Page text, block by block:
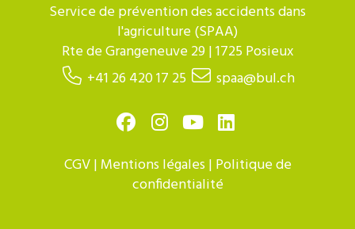
Service de prévention des accidents dans
l'agriculture (SPAA)
Rte de Grangeneuve 29 | 1725 Posieux
+41 26 420 17 25
spaa@bul.ch
CGV|Mentions légales | Politique de
confidentialité